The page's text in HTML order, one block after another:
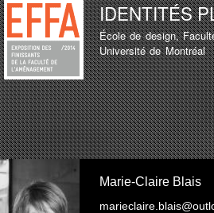
Aller au
contenu
principal
IDENTITÉS
École de design,
Université de Montréal
MENU PRINCIPAL
LISTE D'ÉTUDIANT
TEST
LISTE D'ÉTUDIANT
Marie-Claire Blais